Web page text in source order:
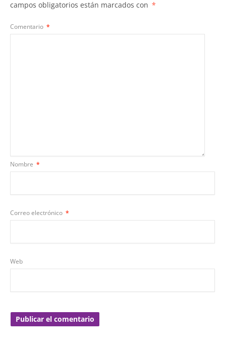
campos obligatorios están marcados con *
Comentario *
Nombre *
Correo electrónico *
Web